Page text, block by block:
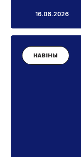
16.06.2026
НАВІНЫ